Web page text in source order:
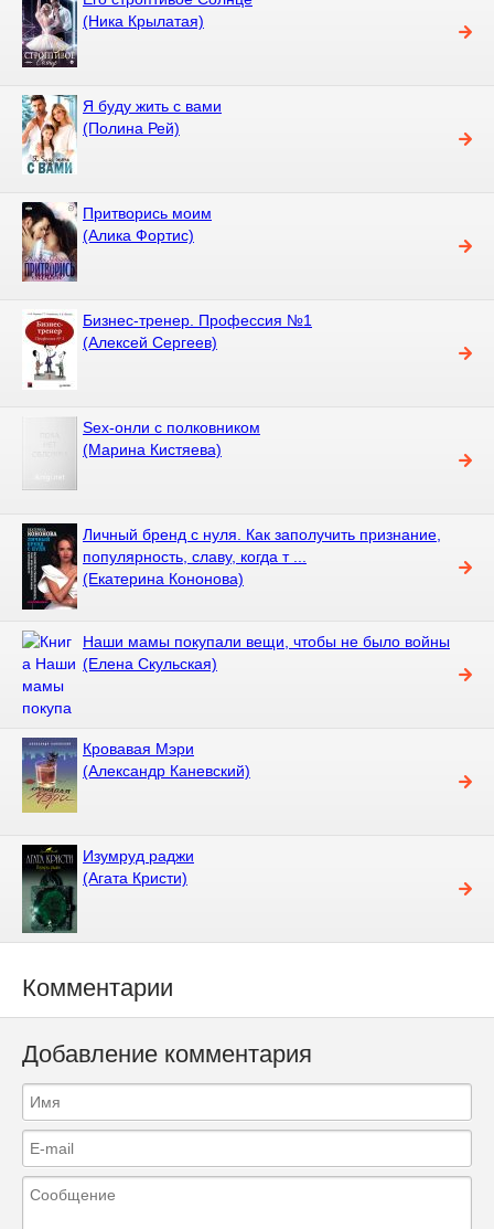
(Ника Крылатая)
Я буду жить с вами
(Полина Рей)
Притворись моим
(Алика Фортис)
Бизнес-тренер. Профессия №1
(Алексей Сергеев)
Sex-онли с полковником
(Марина Кистяева)
Личный бренд с нуля. Как заполучить признание,
популярность, славу, когда т ...
(Екатерина Кононова)
Наши мамы покупали вещи, чтобы не было войны
(Елена Скульская)
Кровавая Мэри
(Александр Каневский)
Изумруд раджи
(Агата Кристи)
Комментарии
Добавление комментария